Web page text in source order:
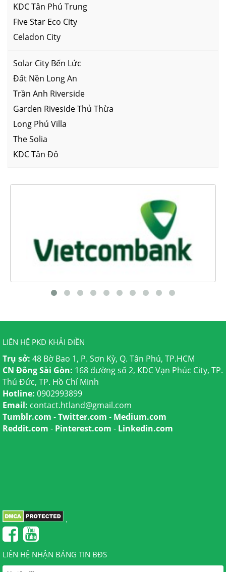
KDC Tân Phú Trung
Five Star Eco City
Celadon City
Solar City Bến Lức
Đất Nền Long An
Trần Anh Riverside
Garden Riveside Thủ Thừa
Long Phú Villa
The Solia
KDC Tân Đô
LIÊN HỆ PKD KHẢI ĐIỀN
Trụ sở: 48 Bờ Bao 1, P. Sơn Kỳ, Q. Tân Phú, TP.HCM
CN Đông Sài Gòn: 168 đường số 2, KDC Vạn Phúc City, TP.
Thủ Đức, TP. Hồ Chí Minh
Hotline: 0902993899
Email: contact.htland@gmail.com
Tumblr.com -Twitter.com - Medium.com
Reddit.com - Pinterest.com - Linkedin.com
.
LIÊN HỆ NHẬN BẢNG TIN BĐS